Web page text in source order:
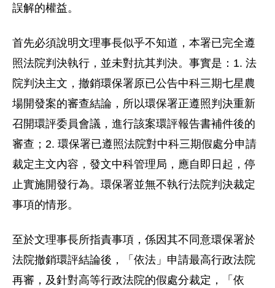
誤解的權益。
首先必須說明文理事長似乎不知道，本署已完全遵
照法院判決執行，並未對抗其判決。事實是：1. 法
院判決主文，撤銷環保署原已公告中科三期七星農
場開發案的審查結論，所以環保署正遵照判決重新
召開環評委員會議，進行該案環評報告書補件後的
審查；2. 環保署已遵照法院對中科三期假處分申請
裁定主文內容，發文中科管理局，應自即日起，停
止實施開發行為。環保署並無不執行法院判決裁定
事項的情形。
至於文理事長所指責事項，係因其不同意環保署於
法院撤銷環評結論後，「依法」申請最高行政法院
再審，及針對高等行政法院的假處分裁定，「依